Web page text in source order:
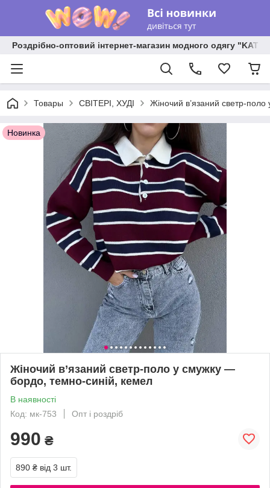
Роздрібно-оптовий інтернет-магазин модного одягу
Товары СВІТЕРІ, ХУДІ Жіночий в’язаний светр-
Новинка
Жіночий в’язаний светр-поло у смужку —
бордо, темно-синій, кемел
В наявності
Код: мк-753
Опт і роздріб
990 ₴
890 ₴ від 3 шт.